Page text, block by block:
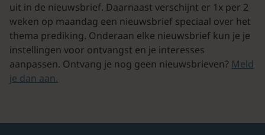
uit in de nieuwsbrief. Daarnaast verschijnt er 1x per 2
weken op maandag een nieuwsbrief speciaal over het
thema prediking. Onderaan elke nieuwsbrief kun je je
instellingen voor ontvangst en je interesses
aanpassen. Ontvang je nog geen nieuwsbrieven? Meld
je dan aan.